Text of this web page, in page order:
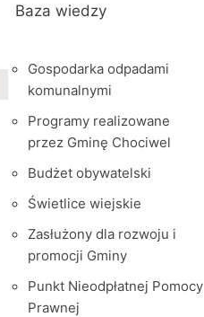
Baza wiedzy
Gospodarka odpadami
komunalnymi
Programy realizowane
przez Gminę Chociwel
Budżet obywatelski
Świetlice wiejskie
Zasłużony dla rozwoju i
promocji Gminy
Punkt Nieodpłatnej Pomocy
Prawnej